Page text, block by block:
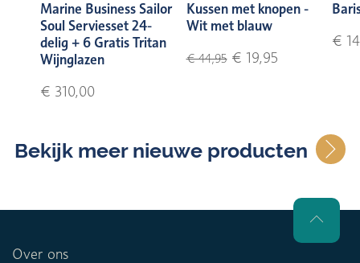
Marine Business Sailor
Soul Serviesset 24-
delig + 6 Gratis Tritan
Wijnglazen
€ 310,00
Kussen met knopen -
Wit met blauw
€ 44,95€ 19,95
€
Bekijk meer nieuwe producten
Over ons